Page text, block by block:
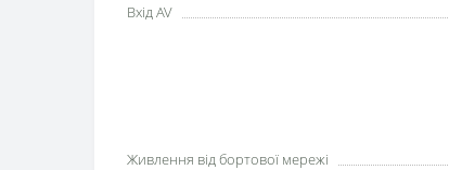
Вхід AV
Живлення від бортової мережі